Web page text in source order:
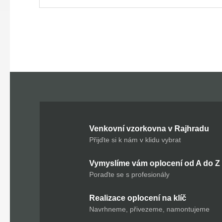
Venkovní vzorkovna v Rajhradu
Přijďte si k nám v klidu vybrat
Vymyslíme vám oplocení od A do Z
Poraďte se s profesionály
Realizace oplocení na klíč
Navrhneme, přivezeme, namontujeme